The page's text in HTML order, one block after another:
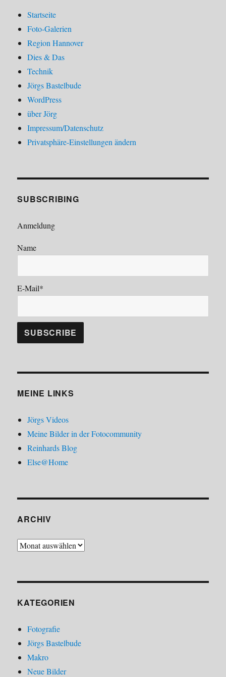
Startseite
Foto-Galerien
Region Hannover
Dies & Das
Technik
Jörgs Bastelbude
WordPress
über Jörg
Impressum/Datenschutz
Privatsphäre-Einstellungen ändern
SUBSCRIBING
Anmeldung
Name
E-Mail*
MEINE LINKS
Jörgs Videos
Meine Bilder in der Fotocommunity
Reinhards Blog
Else@Home
ARCHIV
Archiv
KATEGORIEN
Fotografie
Jörgs Bastelbude
Makro
Neue Bilder